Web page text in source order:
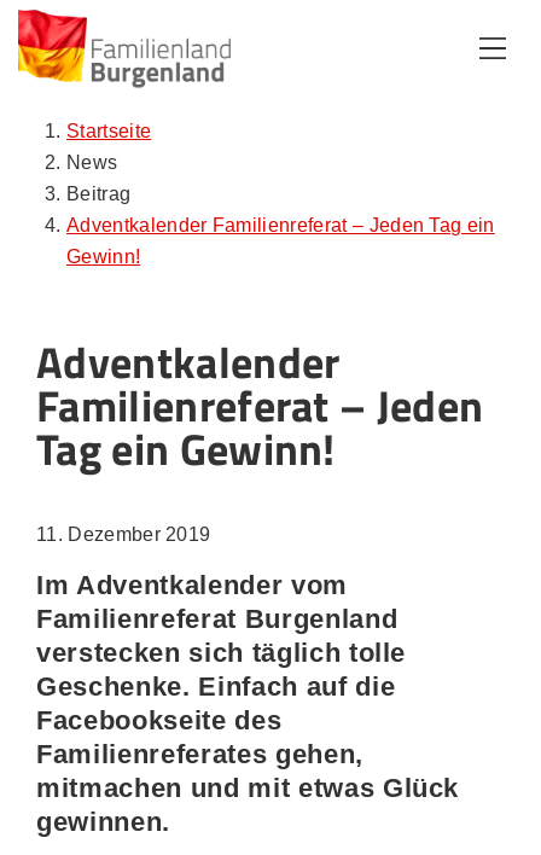
Startseite
News
Beitrag
Adventkalender Familienreferat – Jeden Tag ein
Gewinn!
Adventkalender
Familienreferat – Jeden
Tag ein Gewinn!
11. Dezember 2019
Im Adventkalender vom
Familienreferat Burgenland
verstecken sich täglich tolle
Geschenke. Einfach auf die
Facebookseite des
Familienreferates gehen,
mitmachen und mit etwas Glück
gewinnen.